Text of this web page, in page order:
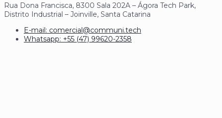
Rua Dona Francisca, 8300 Sala 202A – Ágora Tech Park,
Distrito Industrial – Joinville, Santa Catarina
E-mail: comercial@communi.tech
Whatsapp: +55 (47) 99620-2358